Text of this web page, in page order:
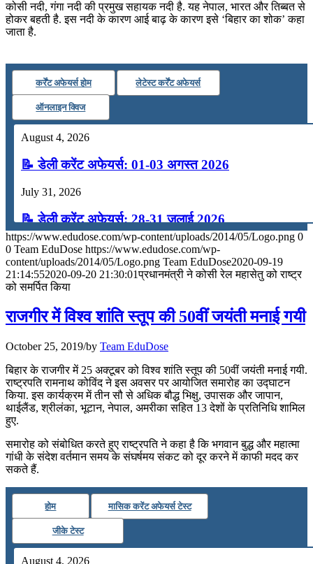
कोसी नदी, गंगा नदी की प्रमुख सहायक नदी है. यह नेपाल, भारत और तिब्बत से
होकर बहती है. इस नदी के कारण आई बाढ़ के कारण इसे ‘बिहार का शोक’ कहा
जाता है.
कर्रेंट अफेयर्स होम लेटेस्ट कर्रेंट अफेयर्स
ऑनलाइन क्विज
August 4, 2026
📝 डेली करेंट अफेयर्स: 01-03 अगस्त 2026
July 31, 2026
📝 डेली करेंट अफेयर्स: 28-31 जुलाई 2026
July 28, 2026
📝 डेली करेंट अफेयर्स: 25-27 जुलाई 2026
📝 डेली करेंट अफेयर्स: 22-24 जुलाई 2026
July 22, 2026
📝 डेली करेंट अफेयर्स: 19-21 जुलाई 2026
July 19, 2026
📝 डेली करेंट अफेयर्स: 16-18 जुलाई 2026
July 16, 2026
📝 डेली करेंट अफेयर्स: 13-15 जुलाई 2026
https://www.edudose.com/wp-content/uploads/2014/05/Logo.png 0
0 Team EduDose https://www.edudose.com/wp-
content/uploads/2014/05/Logo.png Team EduDose2020-09-19
21:14:552020-09-20 21:30:01प्रधानमंत्री ने कोसी रेल महासेतु को राष्‍ट्र
को समर्पित किया
राजगीर में विश्‍व शांति स्‍तूप की 50वीं जयंती मनाई गयी
October 25, 2019/by Team EduDose
बिहार के राजगीर में 25 अक्टूबर को विश्‍व शांति स्‍तूप की 50वीं जयंती मनाई गयी.
राष्‍ट्रपति रामनाथ कोविंद ने इस अवसर पर आयोजित समारोह का उद्घाटन
किया. इस कार्यक्रम में तीन सौ से अधिक बौद्ध भिक्षु, उपासक और जापान,
थाईलैंड, श्रीलंका, भूटान, नेपाल, अमरीका सहित 13 देशों के प्रतिनिधि शामिल
हुए.
समारोह को संबोधित करते हुए राष्‍ट्रपति ने कहा है कि भगवान बुद्ध और महात्‍मा
गांधी के संदेश वर्तमान समय के संघर्षमय संकट को दूर करने में काफी मदद कर
सकते हैं.
होम मासिक करेंट अफेयर्स टेस्ट
जीके टेस्ट
August 4, 2026